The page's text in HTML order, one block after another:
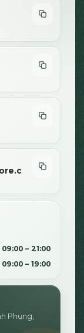
09:00 – 21:00
09:00 – 19:00
Phụng,